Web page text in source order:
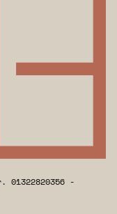
01322820356 -